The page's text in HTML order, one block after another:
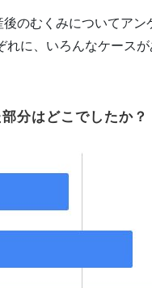
のむくみについてア
れに、いろんなケース
分はどこでしたか？